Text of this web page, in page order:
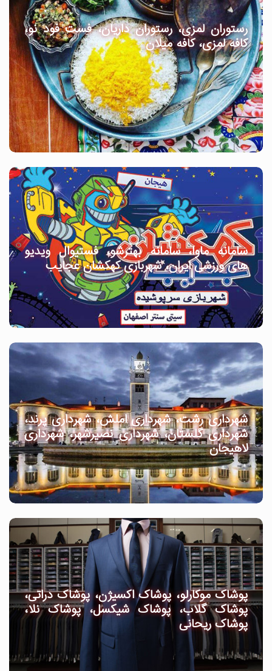
رستوران لمزی، رستوران داریان، فست فود نو،
کافه لمزی، کافه میلان
سامانه ماوا، سامانه بهترشو، فستیوال ویدیو
های ورزشی ایران، شهربازی کهکشان عجایب
شهرداری رشت، شهرداری املش، شهرداری پرند،
شهرداری گلستان، شهرداری نصیرشهر، شهرداری
لاهیجان
پوشاک موکارلو، پوشاک اکسیژن، پوشاک دراتی،
پوشاک گلاب، پوشاک شیکسل، پوشاک نلا،
پوشاک ریحانی